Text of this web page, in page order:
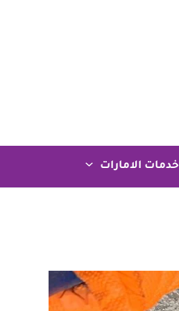
خدمات الامارات